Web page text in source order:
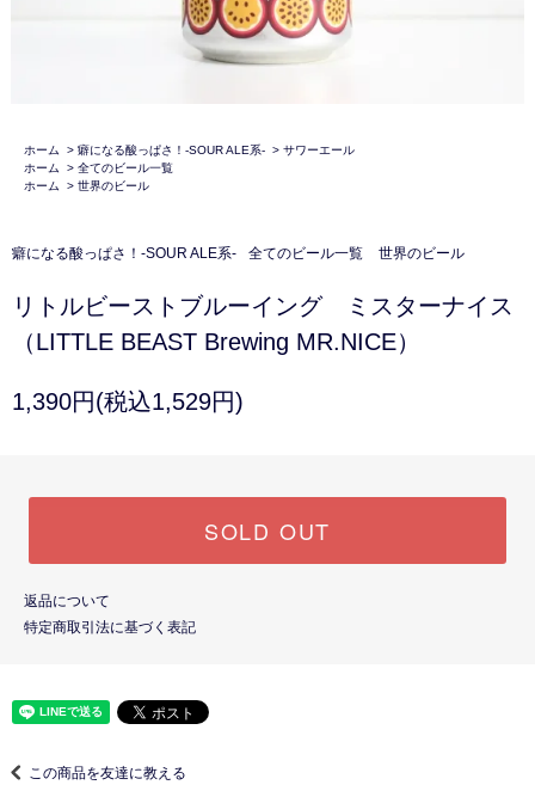
ホーム > 癖になる酸っぱさ！-SOUR ALE系- > サワーエール
ホーム
> 全てのビール一覧
ホーム
> 世界のビール
癖になる酸っぱさ！-SOUR ALE系- 全てのビール一覧 世界のビール
リトルビーストブルーイング ミスターナイス
（LITTLE BEAST Brewing MR.NICE）
1,390円(税込1,529円)
SOLD OUT
返品について
特定商取引法に基づく表記
この商品を友達に教える